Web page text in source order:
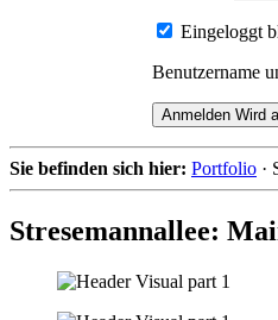
Eingeloggt
Benutzername
Anmelden Wird
Sie befinden sich hier: Portfolio ·
Stresemann­allee: